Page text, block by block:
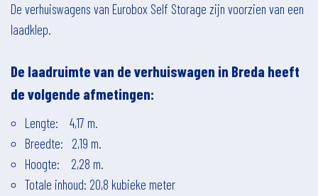
De verhuiswagens van Eurobox Self Storage zijn voorzien van een
laadklep.
De laadruimte van de verhuiswagen in Breda heeft
de volgende afmetingen:
Lengte: 4,17 m.
Breedte: 2,19 m.
Hoogte: 2,28 m.
Totale inhoud: 20,8 kubieke meter